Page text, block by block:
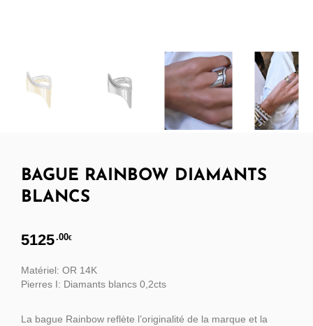
BAGUE RAINBOW DIAMANTS
BLANCS
5125.00€
Matériel: OR 14K
Pierres I: Diamants blancs 0,2cts
La bague Rainbow reflète l’originalité de la marque et la